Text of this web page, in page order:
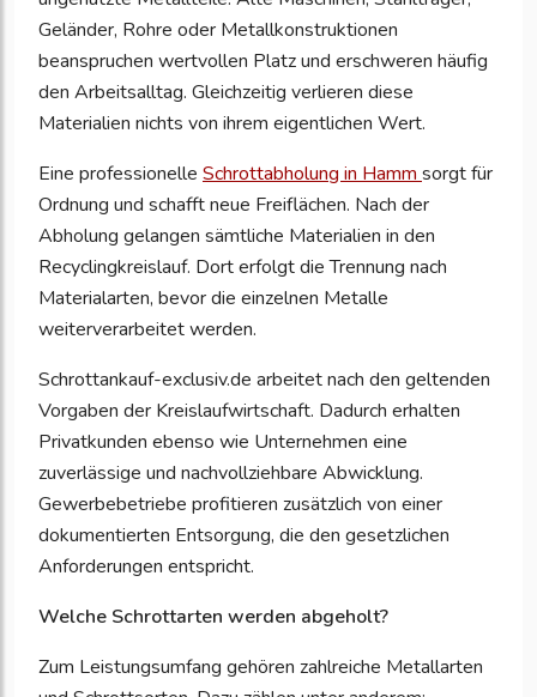
Geländer, Rohre oder Metallkonstruktionen
beanspruchen wertvollen Platz und erschweren häufig
den Arbeitsalltag. Gleichzeitig verlieren diese
Materialien nichts von ihrem eigentlichen Wert.
Eine professionelle Schrottabholung in Hamm sorgt für
Ordnung und schafft neue Freiflächen. Nach der
Abholung gelangen sämtliche Materialien in den
Recyclingkreislauf. Dort erfolgt die Trennung nach
Materialarten, bevor die einzelnen Metalle
weiterverarbeitet werden.
Schrottankauf-exclusiv.de arbeitet nach den geltenden
Vorgaben der Kreislaufwirtschaft. Dadurch erhalten
Privatkunden ebenso wie Unternehmen eine
zuverlässige und nachvollziehbare Abwicklung.
Gewerbebetriebe profitieren zusätzlich von einer
dokumentierten Entsorgung, die den gesetzlichen
Anforderungen entspricht.
Welche Schrottarten werden abgeholt?
Zum Leistungsumfang gehören zahlreiche Metallarten